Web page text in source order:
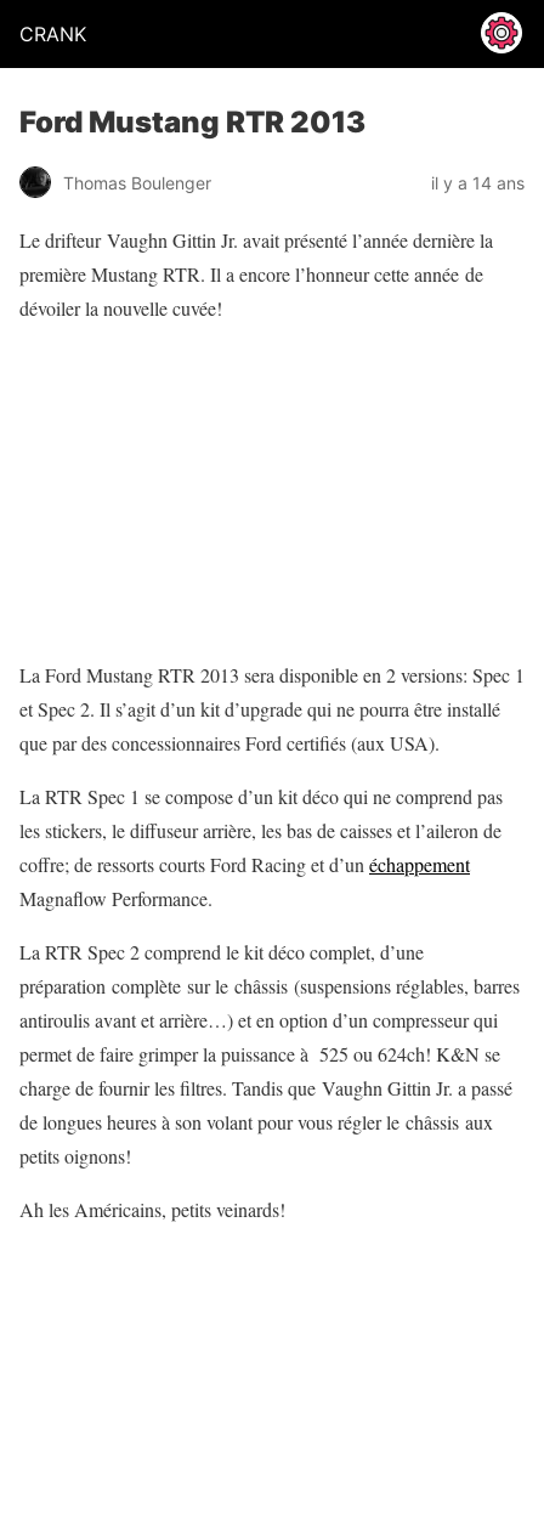
CRANK
Ford Mustang RTR 2013
Thomas Boulenger il y a 14 ans
Le drifteur Vaughn Gittin Jr. avait présenté l’année dernière la
première Mustang RTR. Il a encore l’honneur cette année de
dévoiler la nouvelle cuvée!
La Ford Mustang RTR 2013 sera disponible en 2 versions: Spec 1
et Spec 2. Il s’agit d’un kit d’upgrade qui ne pourra être installé
que par des concessionnaires Ford certifiés (aux USA).
La RTR Spec 1 se compose d’un kit déco qui ne comprend pas
les stickers, le diffuseur arrière, les bas de caisses et l’aileron de
coffre; de ressorts courts Ford Racing et d’un échappement
Magnaflow Performance.
La RTR Spec 2 comprend le kit déco complet, d’une
préparation complète sur le châssis (suspensions réglables, barres
antiroulis avant et arrière…) et en option d’un compresseur qui
permet de faire grimper la puissance à 525 ou 624ch! K&N se
charge de fournir les filtres. Tandis que Vaughn Gittin Jr. a passé
de longues heures à son volant pour vous régler le châssis aux
petits oignons!
Ah les Américains, petits veinards!